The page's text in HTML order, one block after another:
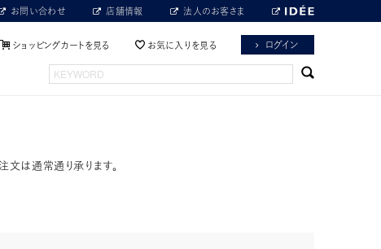
お問い合わせ 店舗情報 法人のお客さま
ショッピングカートを見る お気に入りを見る ログイン
は通常通り承ります。